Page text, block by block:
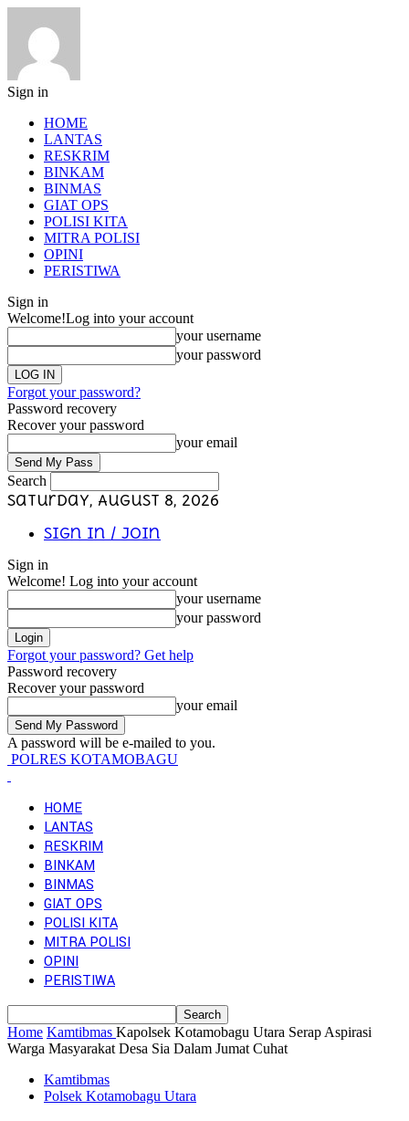
Sign in
HOME
LANTAS
RESKRIM
BINKAM
BINMAS
GIAT OPS
POLISI KITA
MITRA POLISI
OPINI
PERISTIWA
Sign in
Welcome!Log into your account
your username
your password
Forgot your password?
Password recovery
Recover your password
your email
Search
Saturday, August 8, 2026
Sign in / Join
Sign in
Welcome! Log into your account
your username
your password
Forgot your password? Get help
Password recovery
Recover your password
your email
A password will be e-mailed to you.
POLRES KOTAMOBAGU
HOME
LANTAS
RESKRIM
BINKAM
BINMAS
GIAT OPS
POLISI KITA
MITRA POLISI
OPINI
PERISTIWA
Home Kamtibmas Kapolsek Kotamobagu Utara Serap Aspirasi
Warga Masyarakat Desa Sia Dalam Jumat Cuhat
Kamtibmas
Polsek Kotamobagu Utara